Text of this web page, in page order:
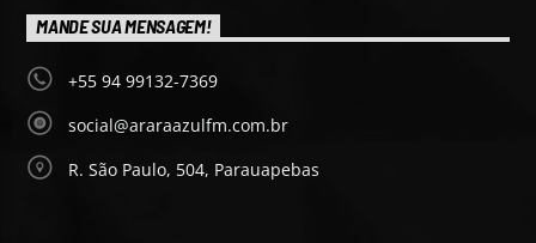
MANDE SUA MENSAGEM!
+55 94 99132-7369
social@araraazulfm.com.br
R. São Paulo, 504, Parauapebas